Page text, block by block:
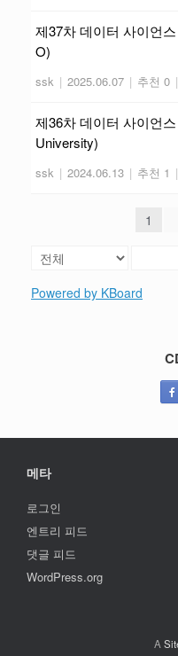
제37차 데이터 사이언
O)
ssk | 2025.06.07 | 추천 0 |
제36차 데이터 사이언
University)
ssk | 2024.06.13 | 추천 1 |
1
Powered by KBoard
메타
로그인
엔트리 피드
댓글 피드
WordPress.org
A